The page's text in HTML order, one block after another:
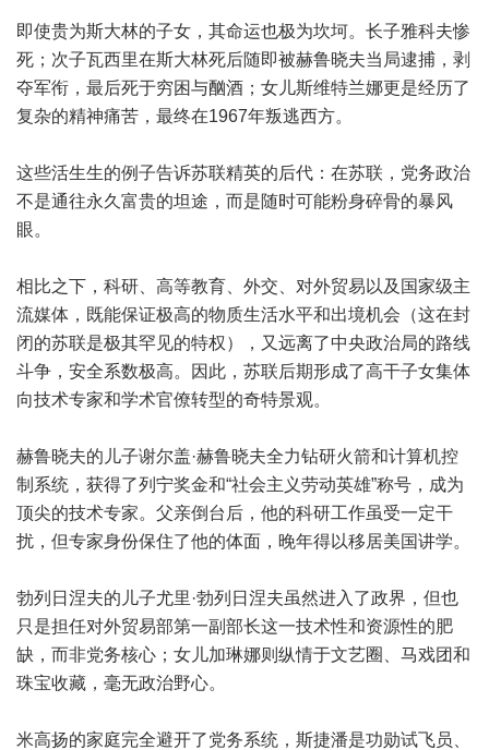
即使贵为斯大林的子女，其命运也极为坎坷。长子雅科夫惨
死；次子瓦西里在斯大林死后随即被赫鲁晓夫当局逮捕，剥
夺军衔，最后死于穷困与酗酒；女儿斯维特兰娜更是经历了
复杂的精神痛苦，最终在1967年叛逃西方。
这些活生生的例子告诉苏联精英的后代：在苏联，党务政治
不是通往永久富贵的坦途，而是随时可能粉身碎骨的暴风
眼。
相比之下，科研、高等教育、外交、对外贸易以及国家级主
流媒体，既能保证极高的物质生活水平和出境机会（这在封
闭的苏联是极其罕见的特权），又远离了中央政治局的路线
斗争，安全系数极高。因此，苏联后期形成了高干子女集体
向技术专家和学术官僚转型的奇特景观。
赫鲁晓夫的儿子谢尔盖·赫鲁晓夫全力钻研火箭和计算机控
制系统，获得了列宁奖金和“社会主义劳动英雄”称号，成为
顶尖的技术专家。父亲倒台后，他的科研工作虽受一定干
扰，但专家身份保住了他的体面，晚年得以移居美国讲学。
勃列日涅夫的儿子尤里·勃列日涅夫虽然进入了政界，但也
只是担任对外贸易部第一副部长这一技术性和资源性的肥
缺，而非党务核心；女儿加琳娜则纵情于文艺圈、马戏团和
珠宝收藏，毫无政治野心。
米高扬的家庭完全避开了党务系统，斯捷潘是功勋试飞员、